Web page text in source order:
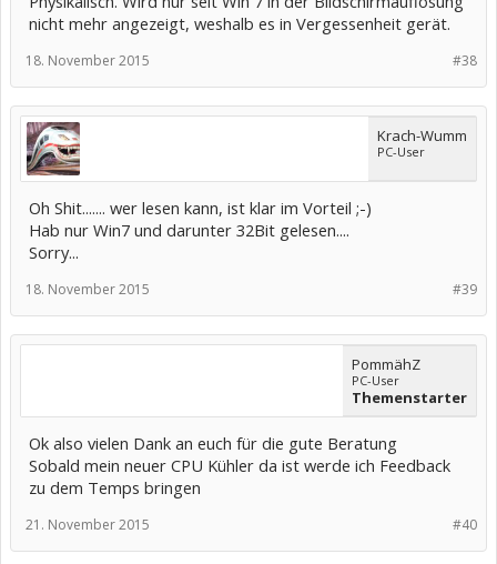
nicht mehr angezeigt, weshalb es in Vergessenheit gerät.
#38
18. November 2015
Krach-Wumm
PC-User
Oh Shit....... wer lesen kann, ist klar im Vorteil ;-)
Hab nur Win7 und darunter 32Bit gelesen....
Sorry...
#39
18. November 2015
PommähZ
PC-User
Themenstarter
Ok also vielen Dank an euch für die gute Beratung
Sobald mein neuer CPU Kühler da ist werde ich Feedback
zu dem Temps bringen
#40
21. November 2015